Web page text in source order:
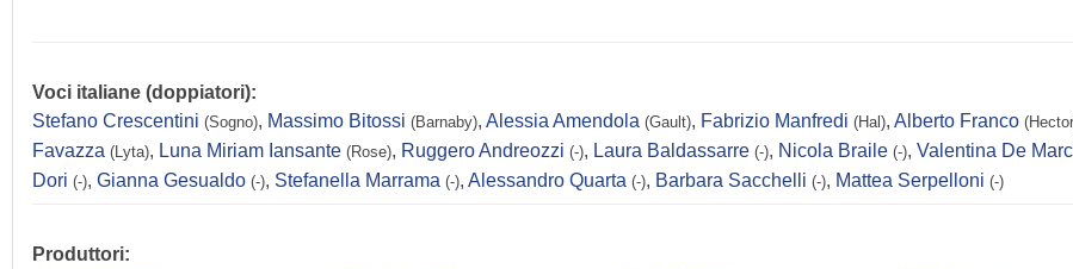
Voci italiane (doppiatori):
Stefano Crescentini (Sogno), Massimo Bitossi (Barnaby), Alessia Amendola (Gault), Fabrizio Manfredi (Hal), Alberto Franco
Favazza (Lyta), Luna Miriam Iansante (Rose), Ruggero Andreozzi (-), Laura Baldassarre (-), Nicola Braile (-), Valentina De
Dori (-), Gianna Gesualdo (-), Stefanella Marrama (-), Alessandro Quarta (-), Barbara Sacchelli (-), Mattea Serpelloni (-)
Produttori: